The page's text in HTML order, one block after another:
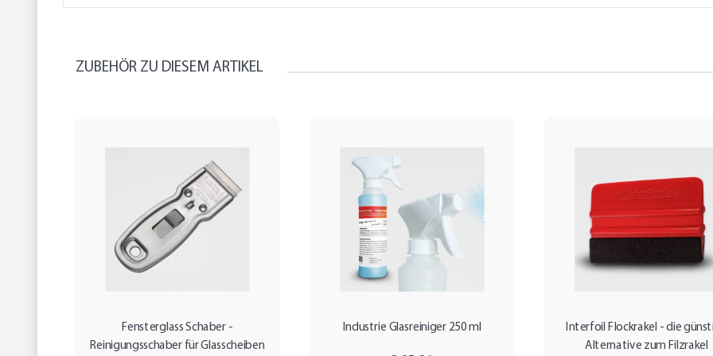
ZUBEHÖR ZU DIESEM ARTIKEL
Fensterglass Schaber -
Reinigungsschaber für Glasscheiben
Industrie Glasreiniger 250 ml Interfoil Flockrakel - die
Alternative zum Filzrakel